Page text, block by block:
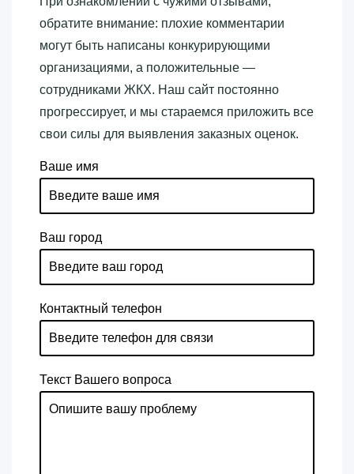
обратите внимание: плохие комментарии
могут быть написаны конкурирующими
организациями, а положительные —
сотрудниками ЖКХ. Наш сайт постоянно
прогрессирует, и мы стараемся приложить все
свои силы для выявления заказных оценок.
Ваше имя
Ваш город
Контактный телефон
Текст Вашего вопроса